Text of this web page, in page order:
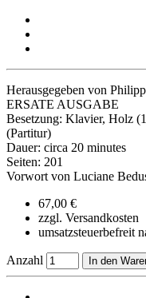
Herausgegeben von
ERSATE AUSGABE
Besetzung: Klavier, Holz
(Partitur)
Dauer: circa 20 minutes
Seiten: 201
Vorwort von Luciane
67,00 €
zzgl. Versandkosten
umsatzsteuerbefreit
Anzahl In den